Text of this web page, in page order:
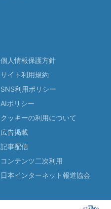
個人情報保護方針
サイト利用規約
SNS利用ポリシー
AIポリシー
クッキーの利用について
広告掲載
記事配信
コンテンツ二次利用
日本インターネット報道協会